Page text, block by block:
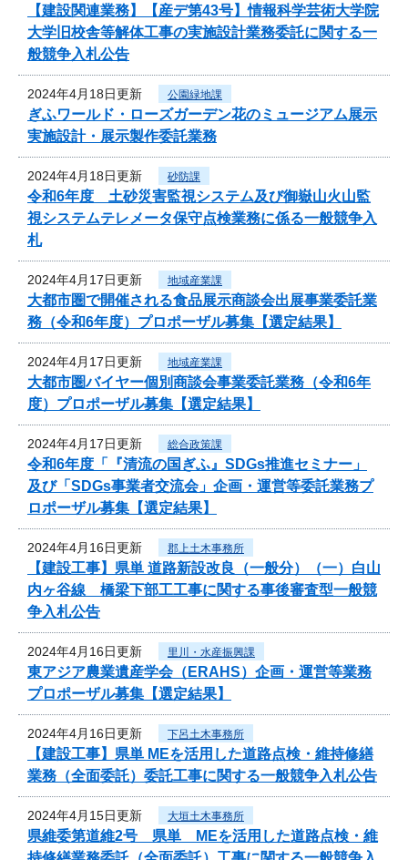
【建設関連業務】【産デ第43号】情報科学芸術大学院
大学旧校舎等解体工事の実施設計業務委託に関する一
般競争入札公告
2024年4月18日更新 公園緑地課
ぎふワールド・ローズガーデン花のミュージアム展示
実施設計・展示製作委託業務
2024年4月18日更新 砂防課
令和6年度 土砂災害監視システム及び御嶽山火山監
視システムテレメータ保守点検業務に係る一般競争入
札
2024年4月17日更新 地域産業課
大都市圏で開催される食品展示商談会出展事業委託業
務（令和6年度）プロポーザル募集【選定結果】
2024年4月17日更新 地域産業課
大都市圏バイヤー個別商談会事業委託業務（令和6年
度）プロポーザル募集【選定結果】
2024年4月17日更新 総合政策課
令和6年度「『清流の国ぎふ』SDGs推進セミナー」
及び「SDGs事業者交流会」企画・運営等委託業務プ
ロポーザル募集【選定結果】
2024年4月16日更新 郡上土木事務所
【建設工事】県単 道路新設改良（一般分）（一）白山
内ヶ谷線 橋梁下部工工事に関する事後審査型一般競
争入札公告
2024年4月16日更新 里川・水産振興課
東アジア農業遺産学会（ERAHS）企画・運営等業務
プロポーザル募集【選定結果】
2024年4月16日更新 下呂土木事務所
【建設工事】県単 MEを活用した道路点検・維持修繕
業務（全面委託）委託工事に関する一般競争入札公告
2024年4月15日更新 大垣土木事務所
県維委第道維2号 県単 MEを活用した道路点検・維